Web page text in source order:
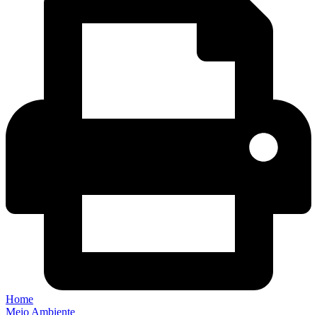
Home
Meio Ambiente